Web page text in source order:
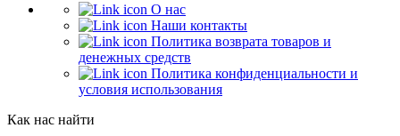
О нас
Наши контакты
Политика возврата товаров и
денежных средств
Политика конфиденциальности и
условия использования
Как нас найти